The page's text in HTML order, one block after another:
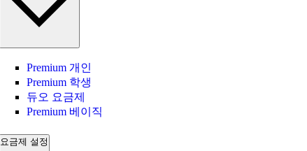
Premium 개인
Premium 학생
듀오 요금제
Premium 베이직
요금제 설정